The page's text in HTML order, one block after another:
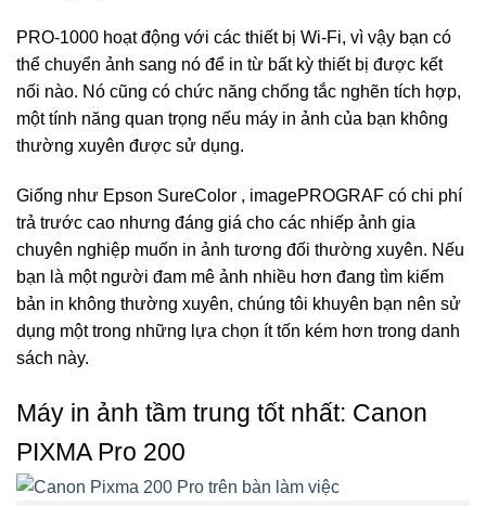
PRO-1000 hoạt động với các thiết bị Wi-Fi, vì vậy bạn có
thể chuyển ảnh sang nó để in từ bất kỳ thiết bị được kết
nối nào. Nó cũng có chức năng chống tắc nghẽn tích hợp,
một tính năng quan trọng nếu máy in ảnh của bạn không
thường xuyên được sử dụng.
Giống như Epson SureColor , imagePROGRAF có chi phí
trả trước cao nhưng đáng giá cho các nhiếp ảnh gia
chuyên nghiệp muốn in ảnh tương đối thường xuyên. Nếu
bạn là một người đam mê ảnh nhiều hơn đang tìm kiếm
bản in không thường xuyên, chúng tôi khuyên bạn nên sử
dụng một trong những lựa chọn ít tốn kém hơn trong danh
sách này.
Máy in ảnh tầm trung tốt nhất: Canon
PIXMA Pro 200